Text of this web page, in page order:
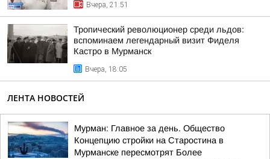
Вчера, 21:51
Тропический революционер среди льдов:
вспоминаем легендарный визит Фиделя
Кастро в Мурманск
Вчера, 18:05
ЛЕНТА НОВОСТЕЙ
Мурман: Главное за день. Общество
Концепцию стройки на Старостина в
Мурманске пересмотрят Более